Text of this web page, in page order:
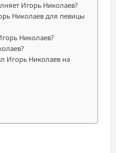
Игорь Николаев?
Николаев для певицы
Николаев?
Игорь Николаев на